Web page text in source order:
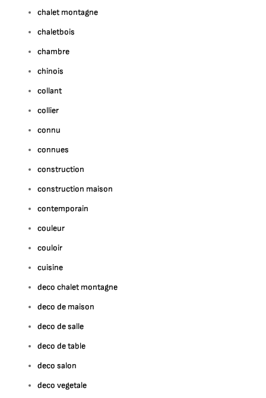
chalet montagne
chaletbois
chambre
chinois
collant
collier
connu
connues
construction
construction maison
contemporain
couleur
couloir
cuisine
deco chalet montagne
deco de maison
deco de salle
deco de table
deco salon
deco vegetale